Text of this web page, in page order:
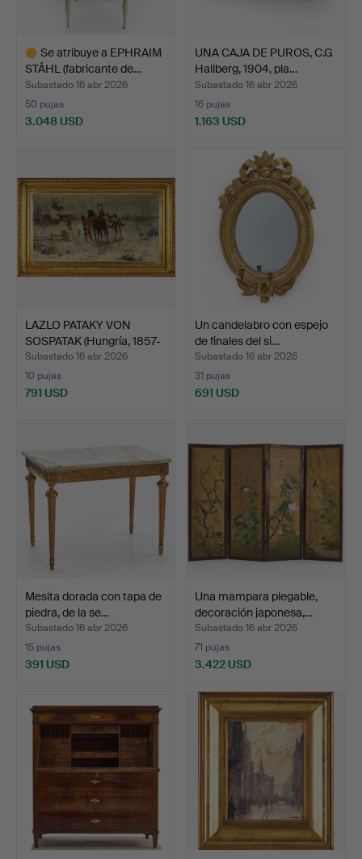
Se atribuye a EPHRAIM
STÅHL (fabricante de…
Subastado 16 abr 2026
50 pujas
3.048 USD
UNA CAJA DE PUROS, C.G
Hallberg, 1904, pla…
Subastado 16 abr 2026
16 pujas
1.163 USD
LAZLO PATAKY VON
SOSPATAK (Hungría, 1857-
1…
Subastado 16 abr 2026
10 pujas
791 USD
Un candelabro con espejo
de finales del si…
Subastado 16 abr 2026
31 pujas
691 USD
Mesita dorada con tapa de
piedra, de la se…
Subastado 16 abr 2026
15 pujas
391 USD
Una mampara plegable,
decoración japonesa,…
Subastado 16 abr 2026
71 pujas
3.422 USD